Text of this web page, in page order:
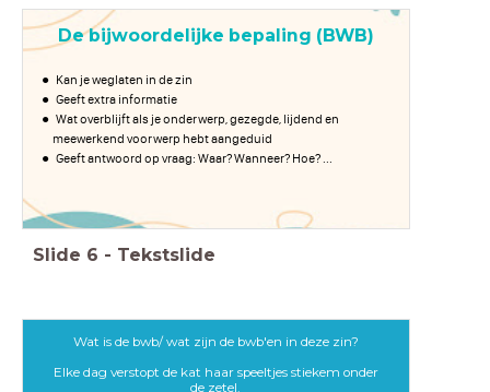
De bijwoordelijke bepaling (BWB)
Kan je weglaten in de zin
Geeft extra informatie
Wat overblijft als je onderwerp, gezegde, lijdend en
meewerkend voorwerp hebt aangeduid
Geeft antwoord op vraag: Waar? Wanneer? Hoe? ...
Slide 6 - Tekstslide
Wat is de bwb/ wat zijn de bwb'en in deze zin?
Elke dag verstopt de kat haar speeltjes stiekem onder
de zetel.